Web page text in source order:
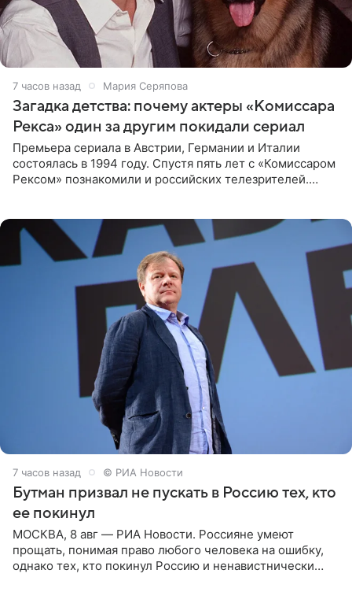
7 часов назад Мария Серяпова
Загадка детства: почему актеры «Комиссара
Рекса» один за другим покидали сериал
Премьера сериала в Австрии, Германии и Италии
состоялась в 1994 году. Спустя пять лет с «Комиссаром
Рексом» познакомили и российских телезрителей.
7 часов назад © РИА Новости
Бутман призвал не пускать в Россию тех, кто
ее покинул
МОСКВА, 8 авг — РИА Новости. Россияне умеют
прощать, понимая право любого человека на ошибку,
однако тех, кто покинул Россию и ненавистнически